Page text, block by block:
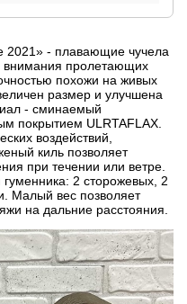
2021» - плавающие чучела
внимания пролетающих
похожи на живых
размер и улучшена
- сминаемый
покрытием ULRTAFLAX.
воздействий,
киль позволяет
при течении или ветре.
гуменника: 2 сторожевых, 2
Малый вес позволяет
на дальние расстояния.